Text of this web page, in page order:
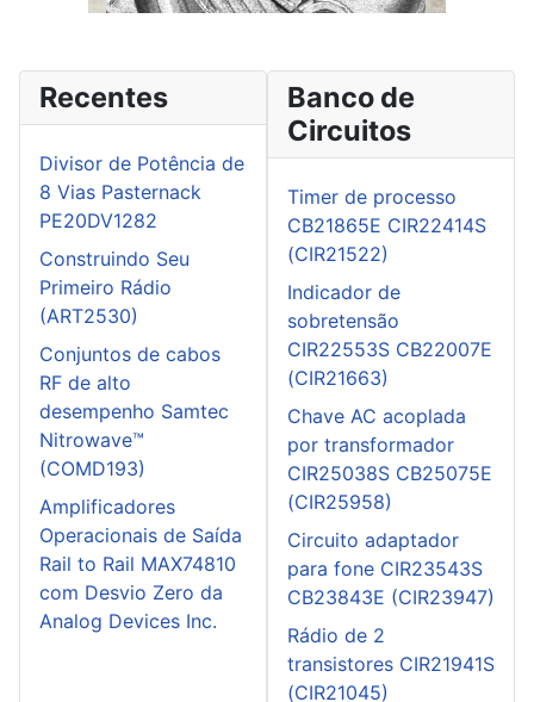
Recentes
Divisor de Potência de
8 Vias Pasternack
PE20DV1282
Construindo Seu
Primeiro Rádio
(ART2530)
Conjuntos de cabos
RF de alto
desempenho Samtec
Nitrowave™
(COMD193)
Amplificadores
Operacionais de Saída
Rail to Rail MAX74810
com Desvio Zero da
Analog Devices Inc.
Banco de
Circuitos
Timer de processo
CB21865E CIR22414S
(CIR21522)
Indicador de
sobretensão
CIR22553S CB22007E
(CIR21663)
Chave AC acoplada
por transformador
CIR25038S CB25075E
(CIR25958)
Circuito adaptador
para fone CIR23543S
CB23843E (CIR23947)
Rádio de 2
transistores CIR21941S
(CIR21045)